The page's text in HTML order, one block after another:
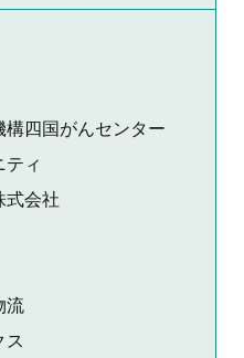
構四国がんセンター
ティ
式会社
流
ス